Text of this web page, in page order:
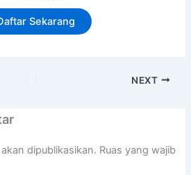
Sekarang
NEXT
dipublikasikan. Ruas yang wajib